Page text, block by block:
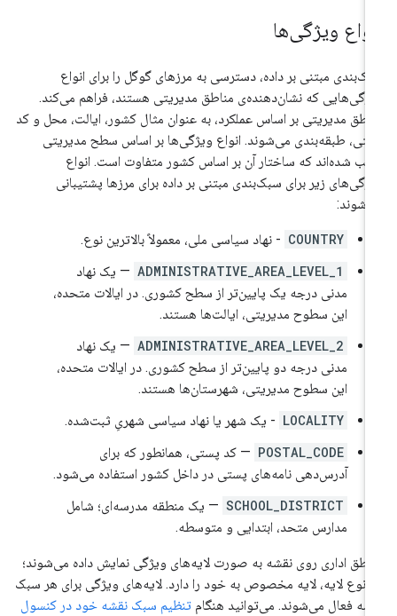
ویژگی‌ها
مبتنی بر داده، دسترسی به مرزهای گوگل را برای انواع
که نشان‌دهنده‌ی مناطق مدیریتی هستند، فراهم می‌کند.
مدیریتی بر اساس عملکرد، به عنوان مثال کشور، ایالت، محل و کد
طبقه‌بندی می‌شوند. انواع ویژگی‌ها بر اساس سطح مدیریتی
شده‌اند که ساختار آن بر اساس کشور متفاوت است. انواع
زیر برای سبک‌بندی مبتنی بر داده برای مرزها پشتیبانی
COUNTRY - نهاد سیاسی ملی، معمولاً بالاترین نوع.
ADMINISTRATIVE_AREA_LEVEL_1 — یک نهاد
مدنی درجه یک پایین‌تر از سطح کشوری. در ایالات متحده،
این سطوح مدیریتی، ایالت‌ها هستند.
ADMINISTRATIVE_AREA_LEVEL_2 — یک نهاد
مدنی درجه دو پایین‌تر از سطح کشوری. در ایالات متحده،
این سطوح مدیریتی، شهرستان‌ها هستند.
LOCALITY - یک شهر یا نهاد سیاسی شهریِ ثبت‌شده.
POSTAL_CODE — کد پستی، همانطور که برای
آدرس‌دهی نامه‌های پستی در داخل کشور استفاده می‌شود.
SCHOOL_DISTRICT — یک منطقه مدرسه‌ای؛ شامل
مدارس متحد، ابتدایی و متوسطه.
اداری روی نقشه به صورت لایه‌های ویژگی نمایش داده می‌شوند؛
نوع لایه، لایه مخصوص به خود را دارد. لایه‌های ویژگی برای هر سبک
فعال می‌شوند. می‌توانید هنگامتنظیم سبک نقشه خود در کنسول